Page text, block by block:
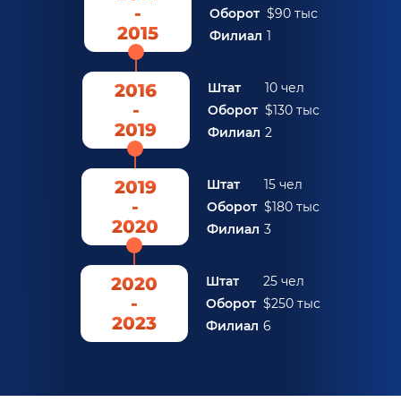
-
2015
Оборот $90 тыс
Филиал 1
2016
-
2019
Штат
10 чел
Оборот $130 тыс
Филиал 2
2019
-
2020
Штат
15 чел
Оборот $180 тыс
Филиал 3
2020
-
2023
Штат
25 чел
Оборот $250 тыс
Филиал 6